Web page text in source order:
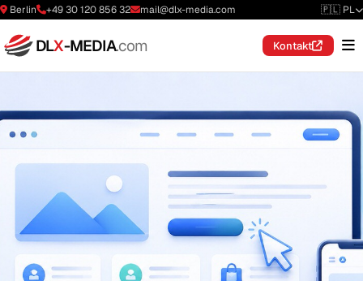
Berlin +49 30 120 856 32 mail@dlx-media.com 🇵🇱 PL
DLX-MEDIA.com Kontakt